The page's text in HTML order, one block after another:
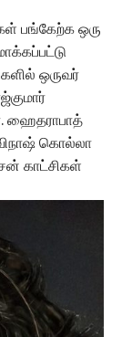
பங்கேற்க ஒரு
ஒருவர்
ஹைதராபாத்
கொல்லா
காட்சிகள்